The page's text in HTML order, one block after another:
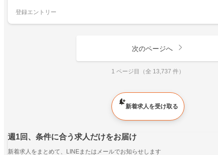
登録エントリー
次のページへ
1 ページ目（全 13,737 件）
新着求人を受け取る
週1回、条件に合う求人だけをお届け
新着求人をまとめて、LINEまたはメールでお知らせします